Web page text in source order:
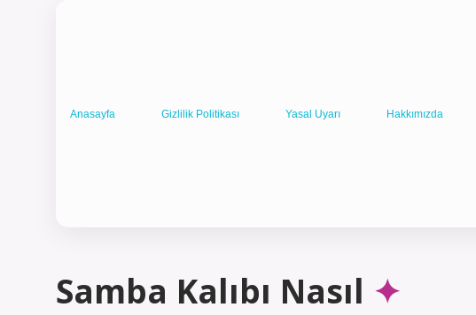
Anasayfa Gizlilik Politikası Yasal Uyarı Hakkımızda
Samba Kalıbı Nasıl